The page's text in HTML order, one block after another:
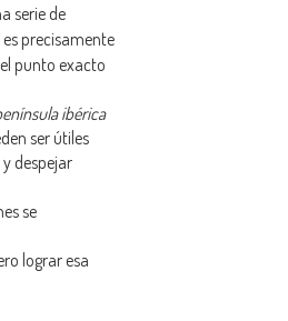
serie de
precisamente
punto exacto
ibérica
ser útiles
despejar
se
lograr esa